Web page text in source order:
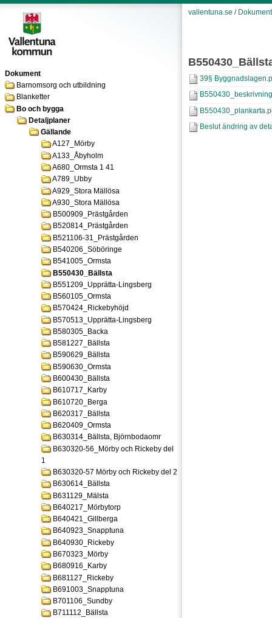
Dokument
Barnomsorg och utbildning
Blanketter
Bo och bygga
Detaljplaner
Gällande
A127_Mörby
A133_Åbyholm
A680_Ormsta 1 41
A789_Ubby
A929_Stora Mällösa
A930_Stora Mällösa
B500909_Prästgården
B520814_Prästgården
B521106-31_Prästgården
B540206_Söböringe
B541005_Ormsta
B550430_Bällsta
B551209_Upprätta-Lingsberg
B560105_Ormsta
B570424_Rickebyhöjd
B570513_Upprätta-Lingsberg
B580305_Backa
B581227_Bällsta
B590629_Bällsta
B590630_Ormsta
B600430_Bällsta
B610717_Karby
B610720_Berga
B620317_Bällsta
B620409_Ormsta
B630314_Bällsta, Björnbodaomr
B630320-56_Mörby och Rickeby del
1
B630320-57 Mörby och Rickeby del 2
B630614_Bällsta
B631129_Mälsta
B640217_Mörbytorp
B640421_Gillberga
B640923_Snapptuna
B640930_Rickeby
B670323_Mörby
B680916_Karby
B681127_Rickeby
B691003_Snapptuna
B701106_Sundby
B711112_Bällsta
vallentuna.se / Dokument
39§
Beslut ändring av